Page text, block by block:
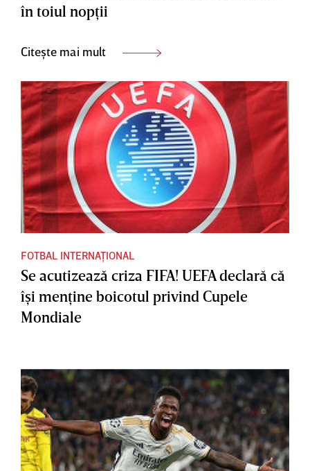
în toiul nopţii
Citește mai mult
FOTBAL INTERNAȚIONAL
Se acutizează criza FIFA! UEFA declară că
îşi menţine boicotul privind Cupele
Mondiale